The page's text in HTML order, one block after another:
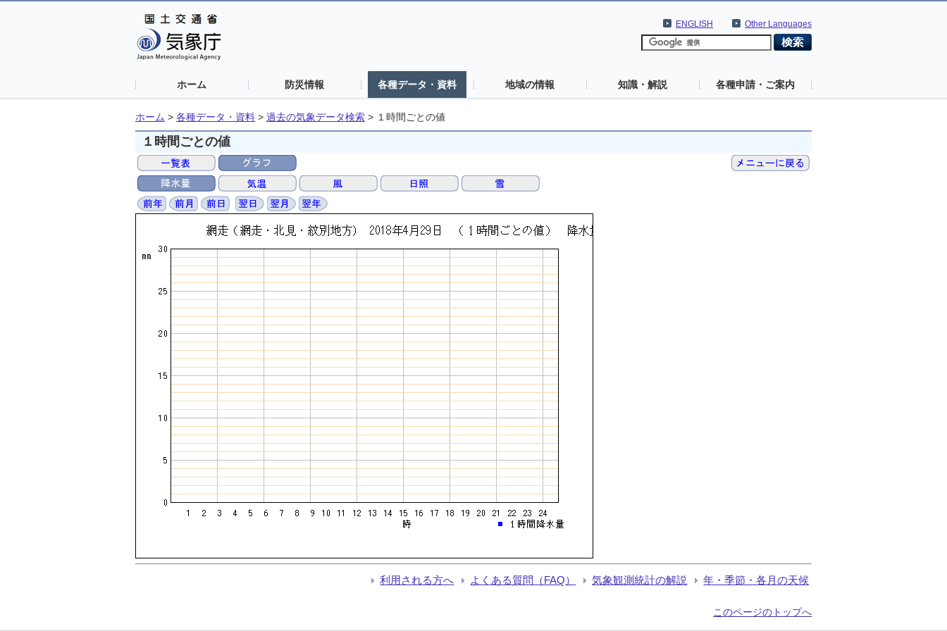
Other Languages
ENGLISH
ホーム 防災情報 各種データ・資料 地域の情報 知識・解説 各種申請・ご案内
ホーム > 各種データ・資料 > 過去の気象データ検索 > １時間ごとの値
１時間ごとの値
利用される方へ よくある質問（FAQ） 気象観測統計の解説 年・季節・各月の天候
このページのトップへ